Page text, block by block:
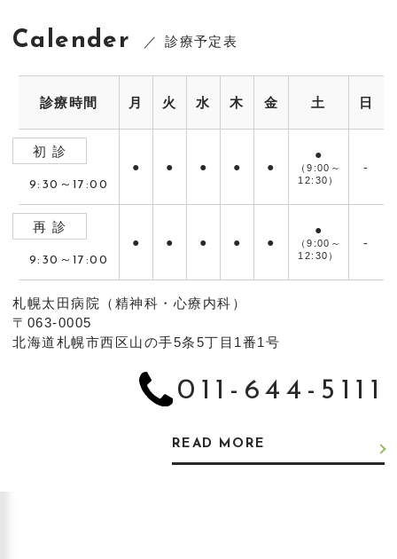
Calender 診療予定表
診療時間 月 火 水 木 金 土 日
初 診
9:30～17:00
● ● ● ● ●
●
（9:00～
12:30）
-
再 診
9:30～17:00
● ● ● ● ●
●
（9:00～
12:30）
-
札幌太田病院（精神科・心療内科）
〒063-0005
北海道札幌市西区山の手5条5丁目1番1号
011-644-5111
READ MORE